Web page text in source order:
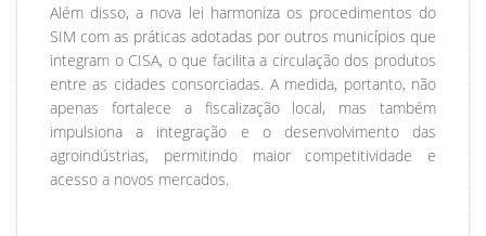
Além disso, a nova lei harmoniza os procedimentos do
SIM com as práticas adotadas por outros municípios que
integram o CISA, o que facilita a circulação dos produtos
entre as cidades consorciadas. A medida, portanto, não
apenas fortalece a fiscalização local, mas também
impulsiona a integração e o desenvolvimento das
agroindústrias, permitindo maior competitividade e
acesso a novos mercados.